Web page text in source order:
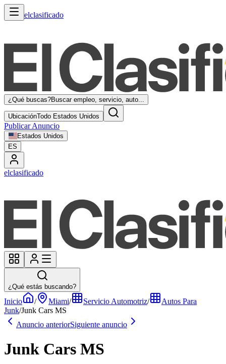
elclasificado
¿Qué buscas?Buscar empleo, servicio, auto...
UbicaciónTodo Estados Unidos
Publicar Anuncio
Estados Unidos
ES
elclasificado
¿Qué estás buscando?
Inicio / Miami/ Servicio Automotriz/
Autos Para
Junk/Junk Cars MS
Anuncio anteriorSiguiente anuncio
Junk Cars MS